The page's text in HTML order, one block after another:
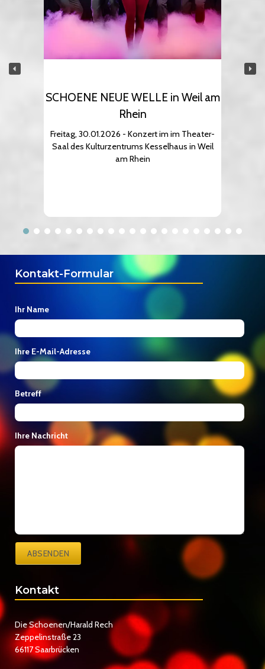
SCHOENE NEUE WELLE in Weil am
Rhein
Freitag, 30.01.2026 - Konzert im im Theater-
Saal des Kulturzentrums Kesselhaus in Weil
am Rhein
Kontakt-Formular
Ihr Name
Ihre E-Mail-Adresse
Betreff
Ihre Nachricht
ABSENDEN
Kontakt
Die Schoenen/Harald Rech
Zeppelinstraße 23
66117 Saarbrücken